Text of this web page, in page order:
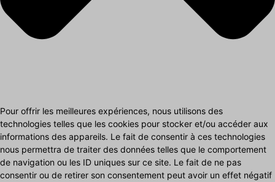
Pour offrir les meilleures expériences, nous utilisons des
technologies telles que les cookies pour stocker et/ou accéder aux
informations des appareils. Le fait de consentir à ces technologies
nous permettra de traiter des données telles que le comportement
de navigation ou les ID uniques sur ce site. Le fait de ne pas
consentir ou de retirer son consentement peut avoir un effet négatif